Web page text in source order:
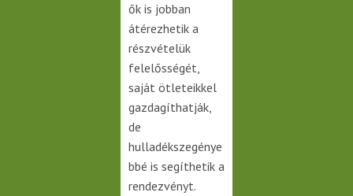
ők is jobban
átérezhetik a
részvételük
felelősségét,
saját ötleteikkel
gazdagíthatják,
de
hulladékszegénye
bbé is segíthetik a
rendezvényt.